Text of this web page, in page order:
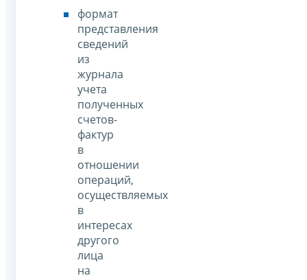
формат
представления
сведений
из
журнала
учета
полученных
счетов-
фактур
в
отношении
операций,
осуществляемых
в
интересах
другого
лица
на